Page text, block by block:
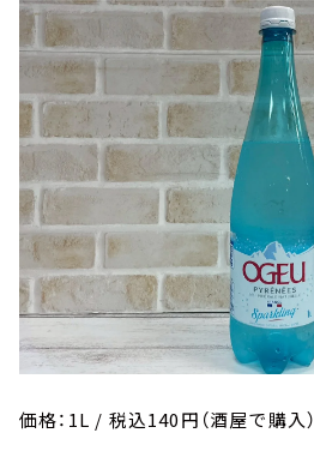
価格：1L / 税込140円（酒屋で購入）